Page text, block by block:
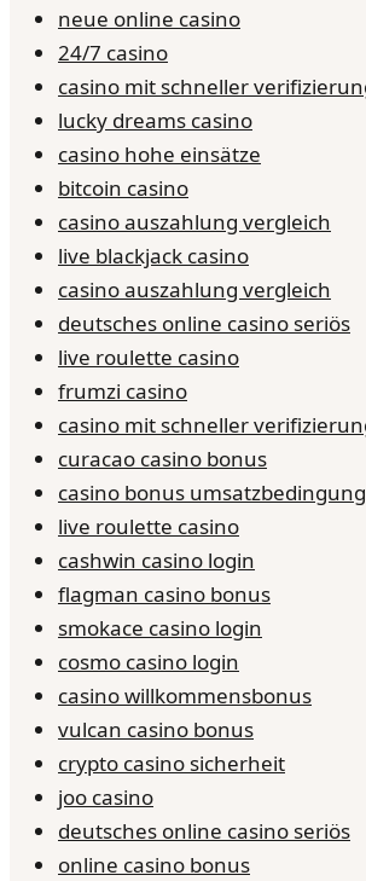
neue online casino
24/7 casino
casino mit schneller
lucky dreams casino
casino hohe einsätze
bitcoin casino
casino auszahlung vergleich
live blackjack casino
casino auszahlung vergleich
deutsches online casino seriös
live roulette casino
frumzi casino
casino mit schneller
curacao casino bonus
casino bonus
live roulette casino
cashwin casino login
flagman casino bonus
smokace casino login
cosmo casino login
casino willkommensbonus
vulcan casino bonus
crypto casino sicherheit
joo casino
deutsches online casino seriös
online casino bonus